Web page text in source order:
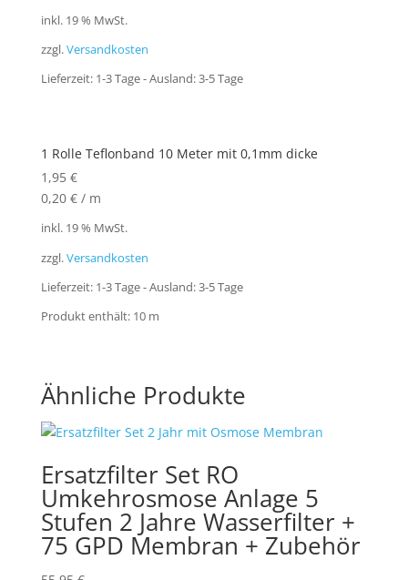
inkl. 19 % MwSt.
zzgl.Versandkosten
Lieferzeit: 1-3 Tage - Ausland: 3-5 Tage
1 Rolle Teflonband 10 Meter mit 0,1mm dicke
1,95 €
0,20 €/ m
inkl. 19 % MwSt.
zzgl.Versandkosten
Lieferzeit: 1-3 Tage - Ausland: 3-5 Tage
Produkt enthält: 10 m
Ähnliche Produkte
Ersatzfilter Set RO
Umkehrosmose Anlage 5
Stufen 2 Jahre Wasserfilter +
75 GPD Membran + Zubehör